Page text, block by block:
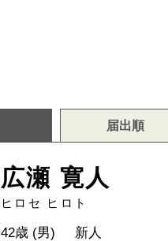
届出順
広瀬 寛人
ヒロセ ヒロト
42歳 (男) 新人